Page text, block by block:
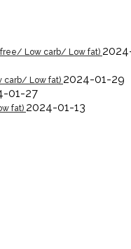
free/ Low carb/ Low fat)
carb/ Low fat) 2024-01-29
01-27
fat) 2024-01-13